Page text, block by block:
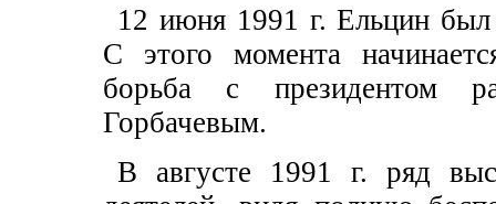
12 июня 1991 г. Ельцин
С этого момента
борьба с президентом
Горбачевым.
В августе 1991 г. ряд